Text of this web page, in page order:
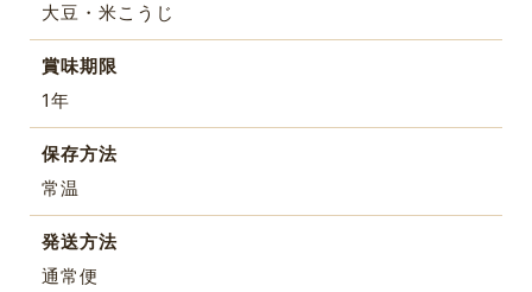
大豆・米こうじ
賞味期限
1年
保存方法
常温
発送方法
通常便